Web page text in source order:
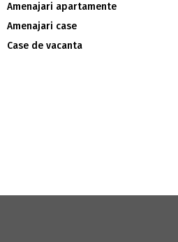
Amenajari apartamente
Amenajari case
Case de vacanta